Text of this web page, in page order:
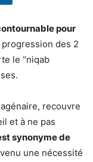
pour
des 2
le “niqab
recouvre
et à ne pas
synonyme de
une nécessité